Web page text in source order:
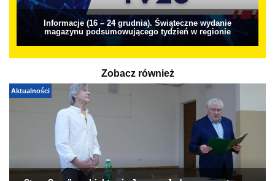
Informacje (16 – 24 grudnia). Świąteczne wydanie
magazynu podsumowującego tydzień w regionie
Zobacz również
Aktualności